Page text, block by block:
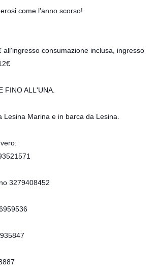
come l'anno scorso!
all'ingresso consumazione inclusa, ingresso
FINO ALL'UNA.
Lesina Marina e in barca da Lesina.
3279408452